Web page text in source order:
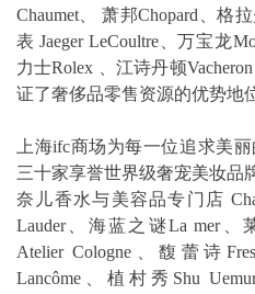
Chaumet、 萧邦Chopard、格
表 Jaeger LeCoultre、万宝龙
力士Rolex 、江诗丹顿
证了奢侈品零售资源的优势地
上海ifc商场为每一位追求美
三十家享誉世界级奢宠美妆品
奈儿香水与美容品专门店
Lauder、海蓝之谜La mer、
Atelier Cologne、馥蕾诗
Lancôme、植村秀Shu